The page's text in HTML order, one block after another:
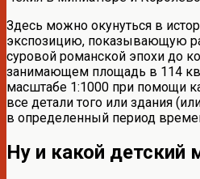
Здесь можно окунуться в
экспозицию, показывающую
суровой романской эпохи до
занимающем площадь в 114
масштабе 1:1000 при помощи
все детали того или здания
в определенный период
Ну и какой детский